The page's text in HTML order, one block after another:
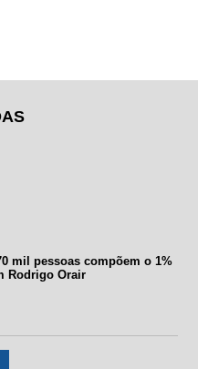
mil pessoas compõem o 1%
Rodrigo Orair